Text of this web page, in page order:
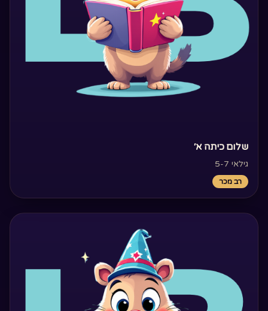
‏שלום כיתה א׳‏
גילאי 5-7
רב מכר